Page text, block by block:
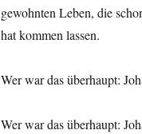
gewohnten Leben, die
hat kommen lassen.
Wer war das überhaupt:
Wer war das überhaupt: